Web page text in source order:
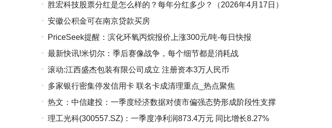
胜宏科技股票分红是怎么样的？每年分红多少？（2026年4月17日）
安徽公积金可在南京贷款买房
PriceSeek提醒：滨化环氧丙烷报价上涨300元/吨-每日快报
最新快讯!米切尔：季后赛像战争，每个细节都是消耗战
滚动:江西盛杰包装有限公司成立 注册资本3万人民币
多家银行密集停发信用卡 联名卡成清理重点_热点聚焦
热文：中信建投：一季度经济数据对债市偏强态势形成阶段性支撑
理工光科(300557.SZ)：一季度净利润873.4万元 同比增长8.27%